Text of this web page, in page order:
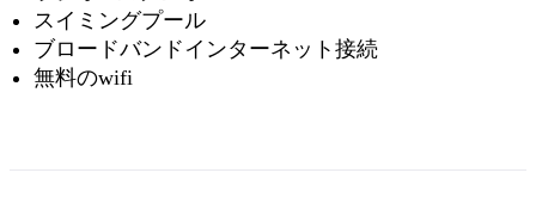
スイミングプール
ブロードバンドインターネット接続
無料のwifi